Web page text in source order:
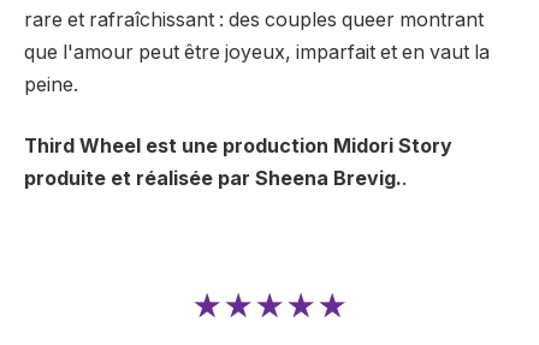
rare et rafraîchissant : des couples queer montrant
que l'amour peut être joyeux, imparfait et en vaut la
peine.
Third Wheel est une production Midori Story
produite et réalisée par Sheena Brevig..
★★★★★